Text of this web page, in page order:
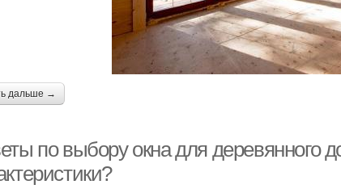
дальше →
по выбору окна для деревянного